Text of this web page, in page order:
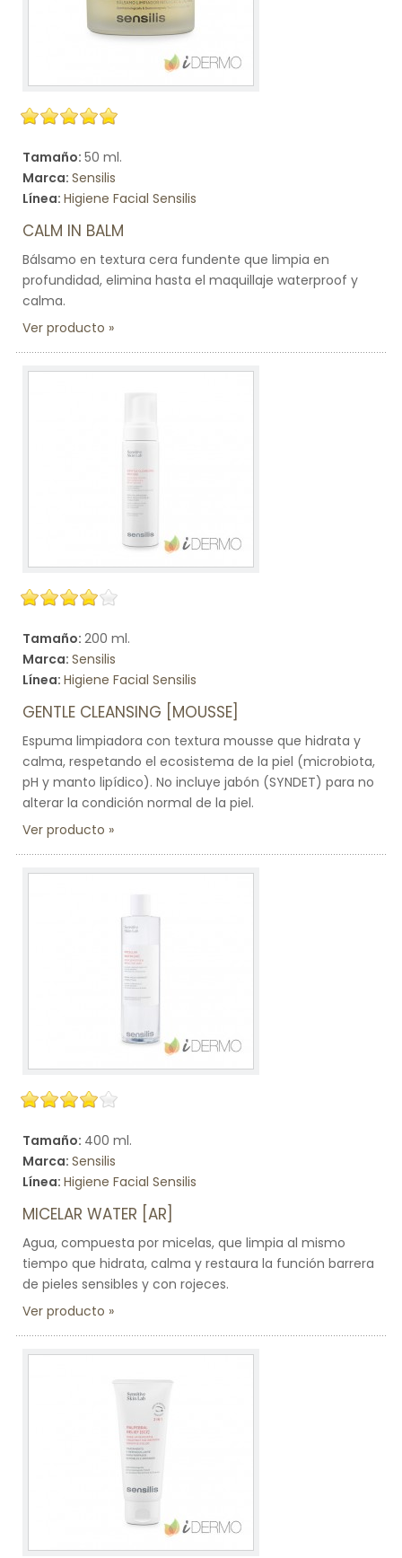
Tamaño: 50 ml.
Marca: Sensilis
Línea: Higiene Facial Sensilis
CALM IN BALM
Bálsamo en textura cera fundente que limpia en
profundidad, elimina hasta el maquillaje waterproof y
calma.
Ver producto
Tamaño: 200 ml.
Marca: Sensilis
Línea: Higiene Facial Sensilis
GENTLE CLEANSING [MOUSSE]
Espuma limpiadora con textura mousse que hidrata y
calma, respetando el ecosistema de la piel (microbiota,
pH y manto lipídico). No incluye jabón (SYNDET) para no
alterar la condición normal de la piel.
Ver producto
Tamaño: 400 ml.
Marca: Sensilis
Línea: Higiene Facial Sensilis
MICELAR WATER [AR]
Agua, compuesta por micelas, que limpia al mismo
tiempo que hidrata, calma y restaura la función barrera
de pieles sensibles y con rojeces.
Ver producto